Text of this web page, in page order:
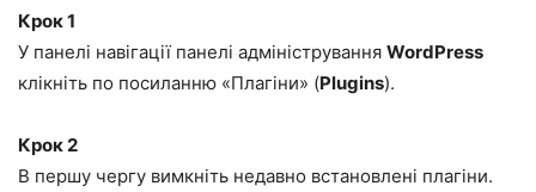
Крок 1
У панелі навігації панелі адміністрування WordPress
клікніть по посиланню «Плагіни» (Plugins).
Крок 2
В першу чергу вимкніть недавно встановлені плагіни.